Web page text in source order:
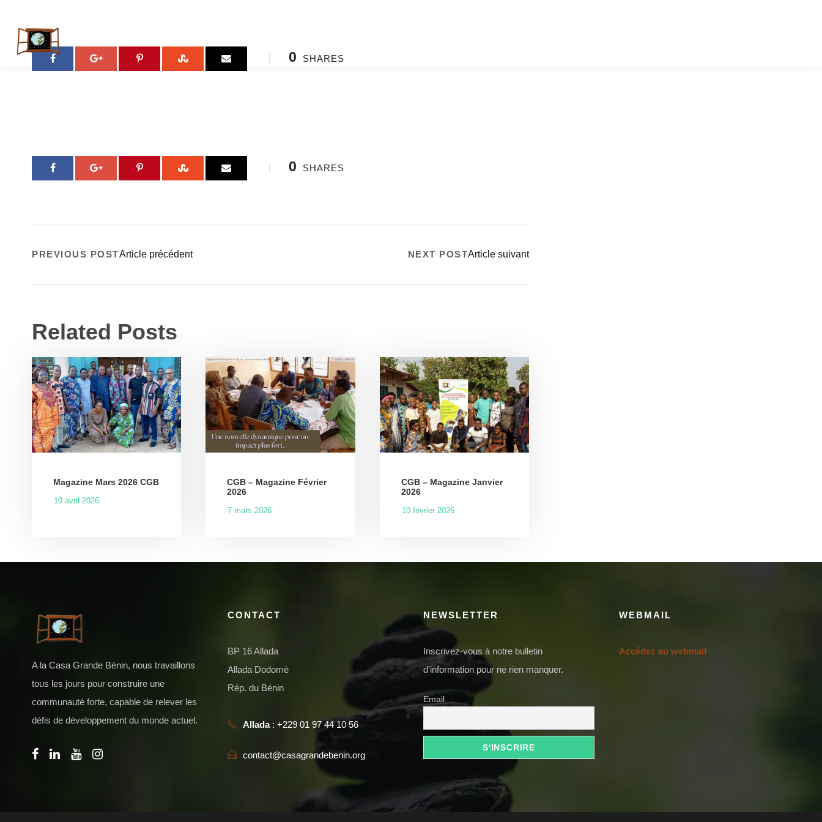
0 SHARES
0 SHARES
PREVIOUS POSTArticle précédent NEXT POSTArticle suivant
Related Posts
Magazine Mars 2026 CGB
10 avril 2026
CGB – Magazine Février
2026
7 mars 2026
CGB – Magazine Janvier
2026
10 février 2026
A la Casa Grande Bénin, nous travaillons
tous les jours pour construire une
communauté forte, capable de relever les
défis de développement du monde actuel.
CONTACT
BP 16 Allada
Allada Dodomè
Rép. du Bénin
Allada: +229 01 97 44 10 56
contact@casagrandebenin.org
NEWSLETTER
Inscrivez-vous à notre bulletin
d'information pour ne rien manquer.
Email
WEBMAIL
Accédez au webmail